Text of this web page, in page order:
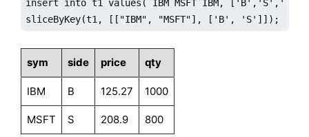
insert into t1 values(`IBM`MSFT`IBM, ['B','S','S'],
sliceByKey(t1, [["IBM", "MSFT"], ['B', 'S']]);
sym side price qty
IBM B 125.27 1000
MSFT S 208.9 800